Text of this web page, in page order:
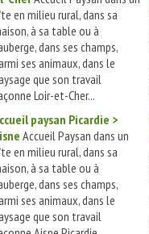
en milieu rural, dans sa
à sa table ou à
dans ses champs,
ses animaux, dans le
que son travail
Loir-et-Cher...
paysan Picardie >
Accueil Paysan dans un
en milieu rural, dans sa
à sa table ou à
dans ses champs,
ses animaux, dans le
que son travail